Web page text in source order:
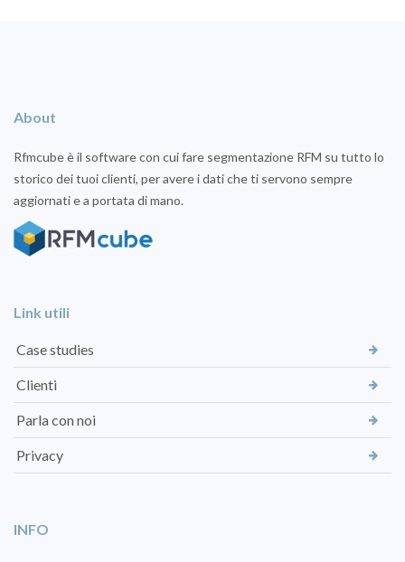
About
Rfmcube è il software con cui fare segmentazione RFM su tutto lo
storico dei tuoi clienti, per avere i dati che ti servono sempre
aggiornati e a portata di mano.
Link utili
Case studies
Clienti
Parla con noi
Privacy
INFO